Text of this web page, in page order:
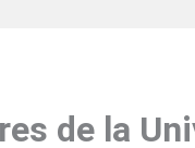
de la